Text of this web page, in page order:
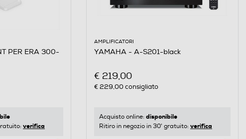
PER ERA 300-
verifica
AMPLIFICATORI
YAMAHA - A-S201-black
€ 219,00
€ 229,00consigliato
Acquisto online: disponibile
Ritiro in negozio in 30' gratuito: verifica